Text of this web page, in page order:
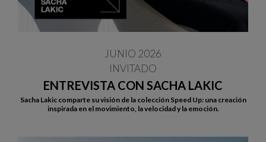
ENTREVISTA CON SACHA LAKIC
JUNIO 2026
INVITADO
Sacha Lakic comparte su visión de la colección Speed Up: una creación
inspirada en el movimiento, la velocidad y la emoción.